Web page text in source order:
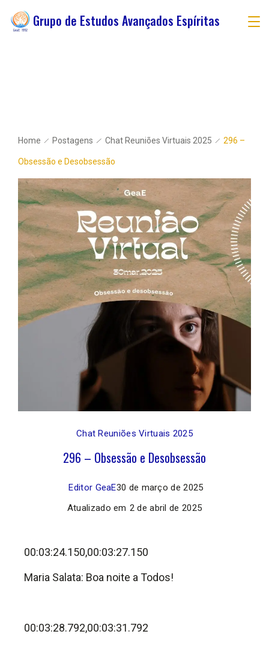
Grupo de Estudos Avançados Espíritas
Home Postagens Chat Reuniões Virtuais 2025 296 –
Obsessão e Desobsessão
Chat Reuniões Virtuais 2025
296 – Obsessão e Desobsessão
Editor GeaE30 de março de 2025
Atualizado em 2 de abril de 2025
00:03:24.150,00:03:27.150
Maria Salata: Boa noite a Todos!
00:03:28.792,00:03:31.792